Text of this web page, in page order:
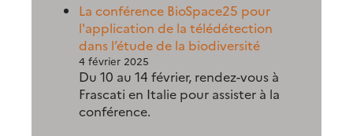
La conférence BioSpace25 pour
l'application de la télédétection
dans l’étude de la biodiversité
4 février 2025
Du 10 au 14 février, rendez-vous à
Frascati en Italie pour assister à la
conférence.